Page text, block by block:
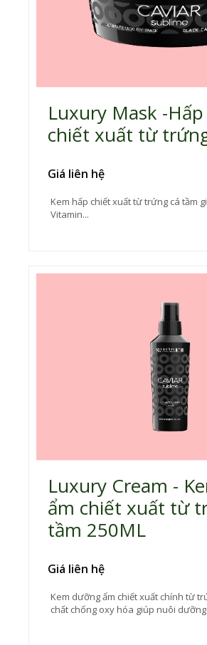
Luxury Mask -
chiết xuất từ
Giá liên hệ
Kem hấp chiết xuất từ trứng cá tầm
Vitamin...
Luxury Cream -
ẩm chiết xuất từ
tầm 250ML
Giá liên hệ
Kem dưỡng ẩm chiết xuất chính từ
chất chống oxy hóa giúp nuôi dưỡng